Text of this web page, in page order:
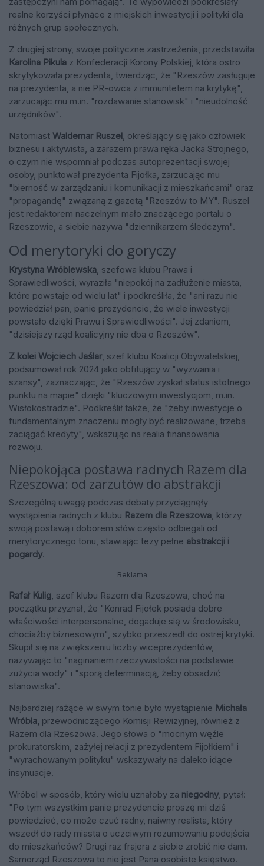
realne korzyści płynące z miejskich inwestycji i polityki dla
różnych grup społecznych.
Z drugiej strony, swoje polityczne zastrzeżenia, przedstawiła
Karolina Pikula z Konfederacji Korony Polskiej, która ostro
skrytykowała prezydenta, twierdząc, że "Rzeszów zasługuje
na prezydenta, a nie PR-owca z immunitetem na krytykę",
zarzucając mu m.in. "rozdawanie stanowisk" i "nieudolność
urzędników".
Natomiast Waldemar Ruszel , określający się jako człowiek
biznesu i aktywista, a zarazem prawa ręka Jacka Strojnego,
o czym nie wspomniał podczas autoprezentacji swojej
osoby, punktował prezydenta Fijołka, zarzucając mu
"bierność w zarządzaniu i komunikacji z mieszkańcami" oraz
"propagandę" związaną z gazetą "Rzeszów to MY". Ruszel
jest redaktorem naczelnym mało znaczącego portalu o
Rzeszowie, a siebie nazywa "dziennikarzem śledczym".
Od merytoryki do goryczy
Krystyna Wróblewska, szefowa klubu Prawa i
Sprawiedliwości, wyraziła "niepokój na zadłużenie miasta,
które powstaje od wielu lat" i podkreśliła, że "ani razu nie
powiedział pan, panie prezydencie, że wiele inwestycji
powstało dzięki Prawu i Sprawiedliwości". Jej zdaniem,
"dzisiejszy rząd koalicyjny nie dba o Rzeszów".
Z kolei Wojciech Jaślar, szef klubu Koalicji Obywatelskiej,
podsumował rok 2024 jako obfitujący w "wyzwania i
szansy", zaznaczając, że "Rzeszów zyskał status istotnego
punktu na mapie" dzięki "kluczowym inwestycjom, m.in.
Wisłokostradzie". Podkreślił także, że "żeby inwestycje o
fundamentalnym znaczeniu mogły być realizowane, trzeba
zaciągać kredyty", wskazując na realia finansowania
rozwoju.
Niepokojąca postawa radnych Razem dla
Rzeszowa: od zarzutów do abstrakcji
Szczególną uwagę podczas debaty przyciągnęły
wystąpienia radnych z klubu Razem dla Rzeszowa, którzy
swoją postawą i doborem słów często odbiegali od
merytorycznego tonu, stawiając tezy pełne abstrakcji i
pogardy.
Reklama
Rafał Kulig, szef klubu Razem dla Rzeszowa, choć na
początku przyznał, że "Konrad Fijołek posiada dobre
właściwości interpersonalne, dogaduje się w środowisku,
chociażby biznesowym", szybko przeszedł do ostrej krytyki.
Skupił się na zwiększeniu liczby wiceprezydentów,
nazywając to "naginaniem rzeczywistości na podstawie
zużycia wody" i "sporą determinacją, żeby obsadzić
stanowiska".
Najbardziej rażące w swym tonie było wystąpienie Michała
Wróbla, przewodniczącego Komisji Rewizyjnej, również z
Razem dla Rzeszowa. Jego słowa o "mocnym węźle
prokuratorskim, zażyłej relacji z prezydentem Fijołkiem" i
"wyrachowanym polityku" wskazywały na daleko idące
insynuacje.
Wróbel w sposób, który wielu uznałoby za niegodny, pytał:
"Po tym wszystkim panie prezydencie proszę mi dziś
powiedzieć, co może czuć radny, naiwny realista, który
wszedł do rady miasta o uczciwym rozumowaniu podejścia
do mieszkańców? Drugi raz frajera z siebie zrobić nie dam.
Samorząd Rzeszowa to nie jest Pana osobiste księstwo.